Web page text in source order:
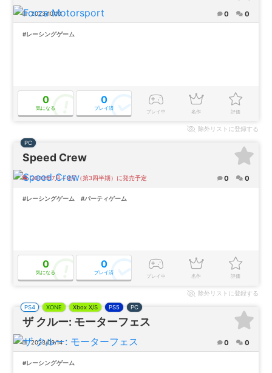
2023/10/10 0 0
#レーシングゲーム
0
気になる
0
プレイ済
プレイ中 名作 評価
除外リストに登録する
Speed Crew
PC
2023年7月～9月（第3四半期）に発売予定 0 0
#レーシングゲーム #パーティゲーム
0
気になる
0
プレイ済
プレイ中 名作 評価
除外リストに登録する
ザ クルー: モーターフェス
PS4 XONE Xbox X/S PS5 PC
2023/09/14 0 0
#レーシングゲーム